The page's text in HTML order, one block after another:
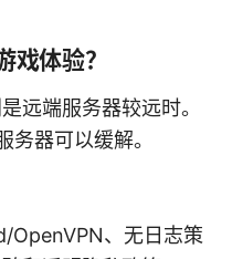
戏体验？
远端服务器较远时。
器可以缓解。
OpenVPN、无日志策